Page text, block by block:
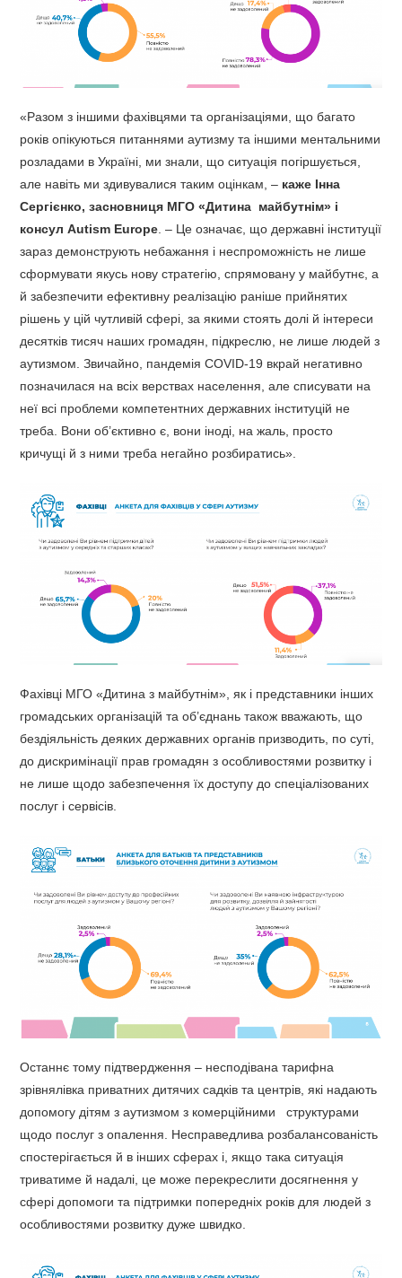
«Разом з іншими фахівцями та організаціями, що багато
років опікуються питаннями аутизму та іншими ментальними
розладами в Україні, ми знали, що ситуація погіршується,
але навіть ми здивувалися таким оцінкам, – каже Інна
Сергієнко, засновниця МГО «Дитина майбутнім» і
консул Autism Europe. – Це означає, що державні інституції
зараз демонструють небажання і неспроможність не лише
сформувати якусь нову стратегію, спрямовану у майбутнє, а
й забезпечити ефективну реалізацію раніше прийнятих
рішень у цій чутливій сфері, за якими стоять долі й інтереси
десятків тисяч наших громадян, підкреслю, не лише людей з
аутизмом. Звичайно, пандемія COVID-19 вкрай негативно
позначилася на всіх верствах населення, але списувати на
неї всі проблеми компетентних державних інституцій не
треба. Вони об’єктивно є, вони іноді, на жаль, просто
кричущі й з ними треба негайно розбиратись».
Фахівці МГО «Дитина з майбутнім», як і представники інших
громадських організацій та об’єднань також вважають, що
бездіяльність деяких державних органів призводить, по суті,
до дискримінації прав громадян з особливостями розвитку і
не лише щодо забезпечення їх доступу до спеціалізованих
послуг і сервісів.
Останнє тому підтвердження – несподівана тарифна
зрівнялівка приватних дитячих садків та центрів, які надають
допомогу дітям з аутизмом з комерційними структурами
щодо послуг з опалення. Несправедлива розбалансованість
спостерігається й в інших сферах і, якщо така ситуація
триватиме й надалі, це може перекреслити досягнення у
сфері допомоги та підтримки попередніх років для людей з
особливостями розвитку дуже швидко.